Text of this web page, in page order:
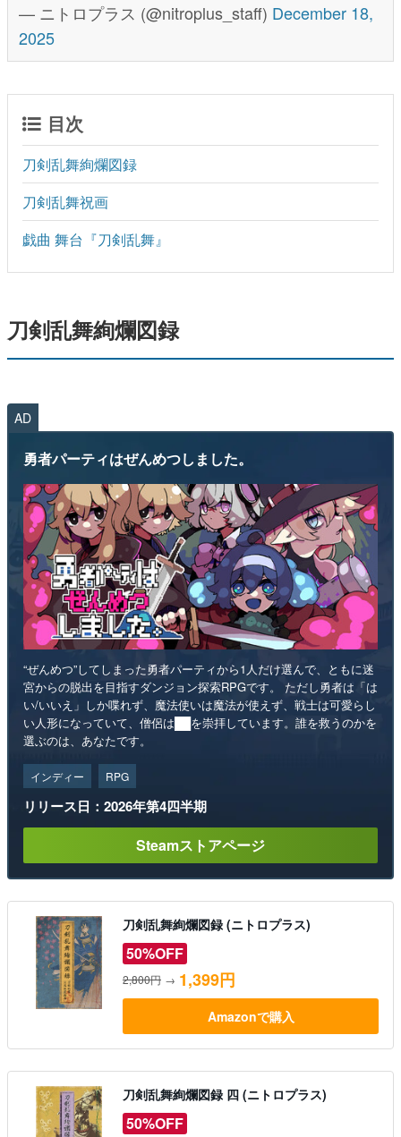
— ニトロプラス (@nitroplus_staff) December 18,
2025
目次
刀剣乱舞絢爛図録
刀剣乱舞祝画
戯曲 舞台『刀剣乱舞』
刀剣乱舞絢爛図録
AD
勇者パーティはぜんめつしました。
“ぜんめつ”してしまった勇者パーティから1人だけ選んで、ともに迷
宮からの脱出を目指すダンジョン探索RPGです。 ただし勇者は「は
い/いいえ」しか喋れず、魔法使いは魔法が使えず、戦士は可愛らし
い人形になっていて、僧侶は██を崇拝しています。誰を救うのかを
選ぶのは、あなたです。
インディー RPG
リリース日：2026年第4四半期
Steamストアページ
刀剣乱舞絢爛図録 (ニトロプラス)
50%OFF
2,800円 → 1,399円
Amazonで購入
刀剣乱舞絢爛図録 四 (ニトロプラス)
50%OFF